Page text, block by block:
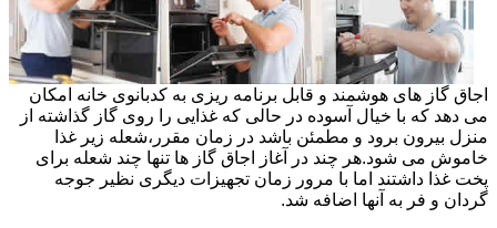
اجاق گاز های هوشمند و قابل برنامه ریزی به کدبانوی خانه امکان
می دهد که با خیال آسوده در حالی که غذایی را روی گاز گذاشته از
منزل بیرون برود و مطمئن باشد در زمان مقرر،شعله زیر غذا
خاموش می شود.هر چند در آغاز اجاق گاز ها تنها چند شعله برای
پخت غذا داشتند اما با مرور زمان تجهیزات دیگری نظیر جوجه
گردان و فر به آنها اضافه شد.